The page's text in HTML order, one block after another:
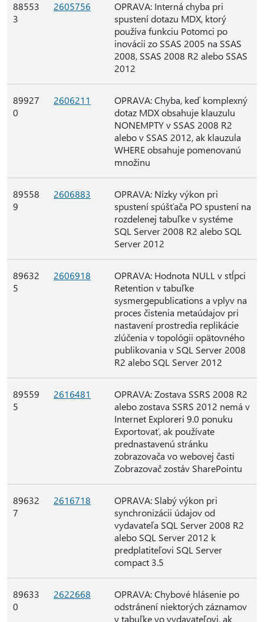
88553
3
2605756
OPRAVA: Interná chyba pri
spustení dotazu MDX, ktorý
používa funkciu Potomci po
inovácii zo SSAS 2005 na SSAS
2008, SSAS 2008 R2 alebo SSAS
2012
89927
0
2606211
OPRAVA: Chyba, keď komplexný
dotaz MDX obsahuje klauzulu
NONEMPTY v SSAS 2008 R2
alebo v SSAS 2012, ak klauzula
WHERE obsahuje pomenovanú
množinu
89558
9
2606883
OPRAVA: Nízky výkon pri
spustení spúšťača PO spustení na
rozdelenej tabuľke v systéme
SQL Server 2008 R2 alebo SQL
Server 2012
89632
5
2606918
OPRAVA: Hodnota NULL v stĺpci
Retention v tabuľke
sysmergepublications a vplyv na
proces čistenia metaúdajov pri
nastavení prostredia replikácie
zlúčenia v topológii opätovného
publikovania v SQL Server 2008
R2 alebo SQL Server 2012
89559
5
2616481
OPRAVA: Zostava SSRS 2008 R2
alebo zostava SSRS 2012 nemá v
Internet Exploreri 9.0 ponuku
Exportovať, ak používate
prednastavenú stránku
zobrazovača vo webovej časti
Zobrazovač zostáv SharePointu
89632
7
2616718
OPRAVA: Slabý výkon pri
synchronizácii údajov od
vydavateľa SQL Server 2008 R2
alebo SQL Server 2012 k
predplatiteľovi SQL Server
compact 3.5
89633
0
2622668
OPRAVA: Chybové hlásenie po
odstránení niektorých záznamov
v tabuľke vo vydavateľovi, ak